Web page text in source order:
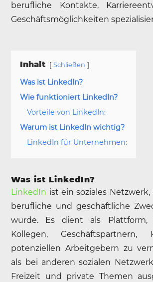
berufliche Kontakte,
Geschäftsmöglichkeiten
Inhalt Schließen
Was ist LinkedIn?
Wie funktioniert LinkedIn?
Vorteile von LinkedIn:
Warum ist LinkedIn wichtig?
LinkedIn für Unternehmen:
Was ist LinkedIn?
LinkedIn ist ein soziales
berufliche und geschäftliche
wurde. Es dient als
Kollegen,
potenziellen Arbeitgebern zu
als bei anderen sozialen
Freizeit und private Themen